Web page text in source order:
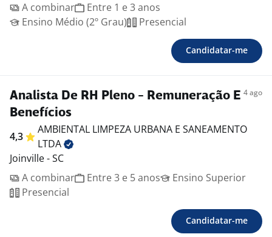
A combinar
Entre 1 e 3 anos
Ensino Médio (2º Grau)
Presencial
Candidatar-me
Analista De RH Pleno - Remuneração E
Benefícios
4 ago
4,3
AMBIENTAL LIMPEZA URBANA E SANEAMENTO
LTDA
Joinville - SC
A combinar
Entre 3 e 5 anos
Ensino Superior
Presencial
Candidatar-me